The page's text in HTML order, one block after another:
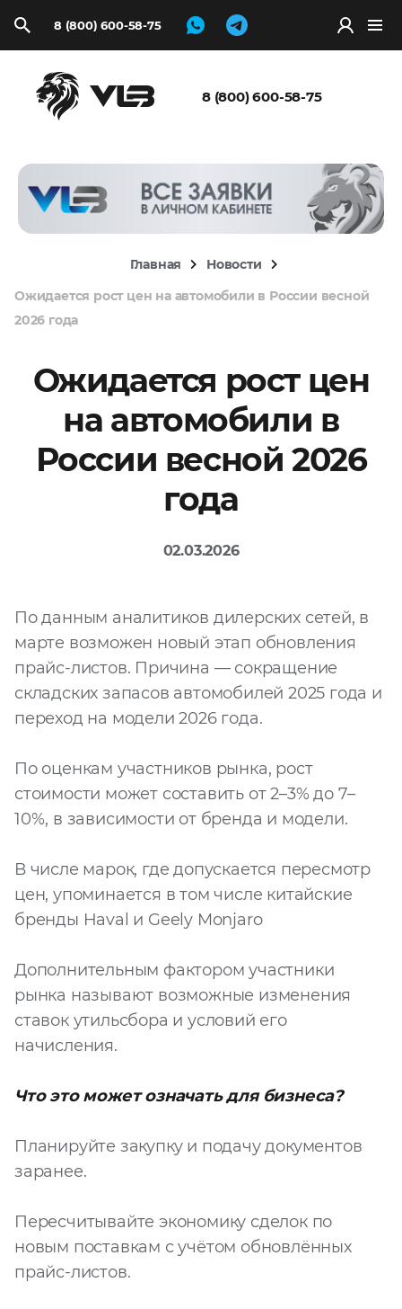
8 (800) 600-58-75
8 (800) 600-58-75
Главная
Новости
Ожидается рост цен на автомобили в России весной
2026 года
Ожидается рост цен
на автомобили в
России весной 2026
года
02.03.2026
По данным аналитиков дилерских сетей, в
марте возможен новый этап обновления
прайс-листов. Причина — сокращение
складских запасов автомобилей 2025 года и
переход на модели 2026 года.
По оценкам участников рынка, рост
стоимости может составить от 2–3% до 7–
10%, в зависимости от бренда и модели.
В числе марок, где допускается пересмотр
цен, упоминается в том числе китайские
бренды Haval и Geely Monjaro
Дополнительным фактором участники
рынка называют возможные изменения
ставок утильсбора и условий его
начисления.
Что это может означать для бизнеса?
Планируйте закупку и подачу документов
заранее.
Пересчитывайте экономику сделок по
новым поставкам с учётом обновлённых
прайс-листов.
Запросить
расчёт
Выбрать файл
не
выбран
Согласен с
политикой
конфиденциальности
и на обработку моих
данных